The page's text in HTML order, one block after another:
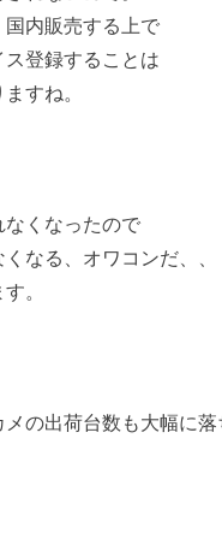
内販売する上で
登録することは
すね。
なくなったので
なる、オワコンだ、、
。
の出荷台数も大幅に落